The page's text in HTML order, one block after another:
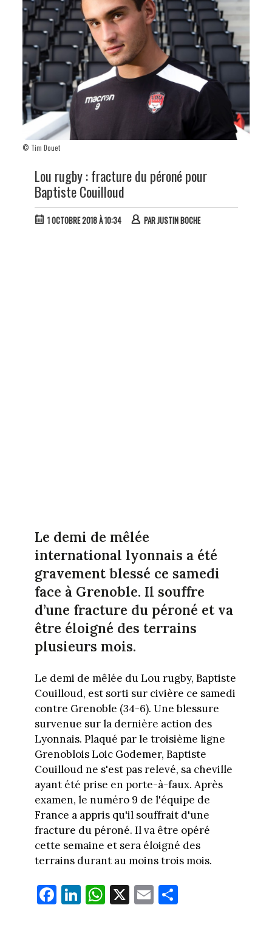
© Tim Douet
Lou rugby : fracture du péroné pour
Baptiste Couilloud
1 OCTOBRE 2018 À 10:34 PARJUSTIN BOCHE
Le demi de mêlée
international lyonnais a été
gravement blessé ce samedi
face à Grenoble. Il souffre
d’une fracture du péroné et va
être éloigné des terrains
plusieurs mois.
Le demi de mêlée du Lou rugby, Baptiste
Couilloud, est sorti sur civière ce samedi
contre Grenoble (34-6). Une blessure
survenue sur la dernière action des
Lyonnais. Plaqué par le troisième ligne
Grenoblois Loic Godemer, Baptiste
Couilloud ne s'est pas relevé, sa cheville
ayant été prise en porte-à-faux. Après
examen, le numéro 9 de l'équipe de
France a appris qu'il souffrait d'une
fracture du péroné. Il va être opéré
cette semaine et sera éloigné des
terrains durant au moins trois mois.
Fa
ce
Li
nk
W
ha
X E
m
Pa
rt